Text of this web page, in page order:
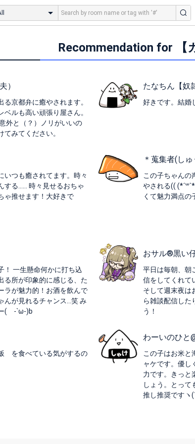
Recommendation for 【
）
京都弁に癒やされます。
ルも高い頑張り屋さん。
外と（？）ノリがいいの
みてください。
たなちん【奴
好きです。結婚
いつも癒されてます。時々
する…… 時々見せるおちゃ
ゃ推せます！大好きで
＊蒐集者(し
この子ちゃんの
やされる((
くて魅力満点の
！ 一生懸命何かに打ち込
る所が印象的に感じる、た
ラが魅力的！お酒を飲んで
んが見れるチャンス…笑 み
ー( -`ω-)b
おサル®️黒い
平日は毎朝、朝
信をしてくれて
そして週末夜は
ら雑談配信した
う！
を食べている気がするの
わーいのひと
この子はお米と
ャケです。優し
力です。きっと
しょう。とって
推し推奨ですヽ